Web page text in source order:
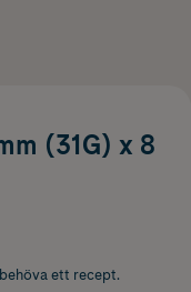
(31G) x 8
ett recept.